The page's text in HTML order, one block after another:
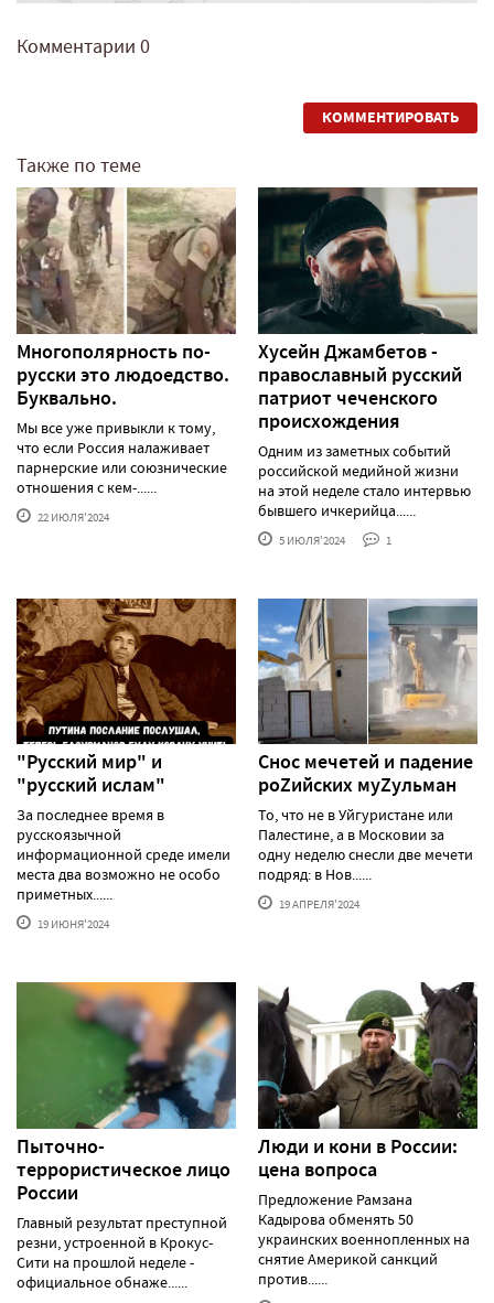
Комментарии 0
КОММЕНТИРОВАТЬ
Также по теме
Многополярность по-
русски это людоедство.
Буквально.
Мы все уже привыкли к тому,
что если Россия налаживает
парнерские или союзнические
отношения с кем-......
22 ИЮЛЯ'2024
Хусейн Джамбетов -
православный русский
патриот чеченского
происхождения
Одним из заметных событий
российской медийной жизни
на этой неделе стало интервью
бывшего ичкерийца......
5 ИЮЛЯ'2024 1
"Русский мир" и
"русский ислам"
За последнее время в
русскоязычной
информационной среде имели
места два возможно не особо
приметных......
19 ИЮНЯ'2024
Снос мечетей и падение
роZийских муZульман
То, что не в Уйгуристане или
Палестине, а в Московии за
одну неделю снесли две мечети
подряд: в Нов......
19 АПРЕЛЯ'2024
Пыточно-
террористическое лицо
России
Главный результат преступной
резни, устроенной в Крокус-
Сити на прошлой неделе -
официальное обнаже......
Люди и кони в России:
цена вопроса
Предложение Рамзана
Кадырова обменять 50
украинских военнопленных на
снятие Америкой санкций
против......